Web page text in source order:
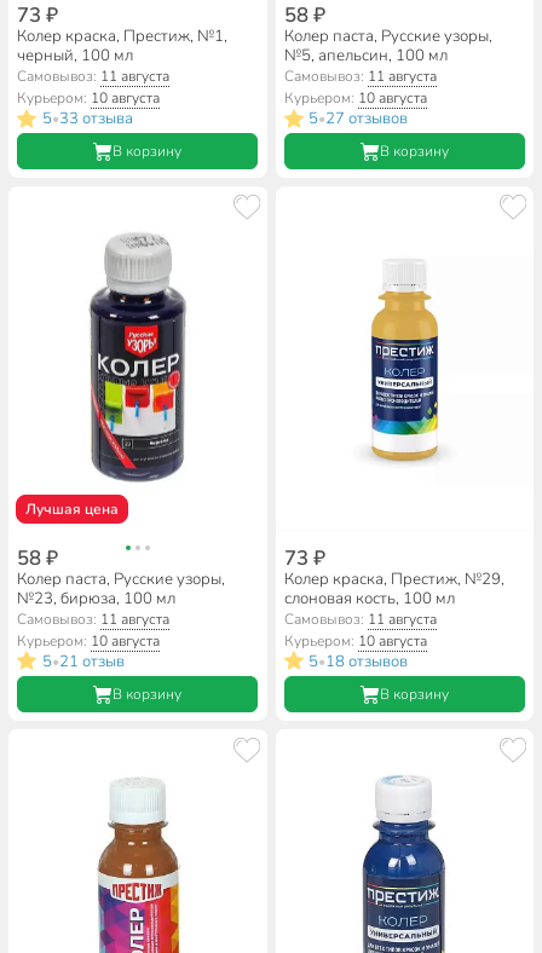
73 ₽
Колер краска, Престиж, №1,
черный, 100 мл
Самовывоз: 11 августа
Курьером: 10 августа
5•33 отзыва
В корзину
58 ₽
Колер паста, Русские узоры,
№5, апельсин, 100 мл
Самовывоз: 11 августа
Курьером: 10 августа
5•27 отзывов
В корзину
Лучшая цена
58 ₽
Колер паста, Русские узоры,
№23, бирюза, 100 мл
Самовывоз: 11 августа
Курьером: 10 августа
5•21 отзыв
В корзину
73 ₽
Колер краска, Престиж, №29,
слоновая кость, 100 мл
Самовывоз: 11 августа
Курьером: 10 августа
5•18 отзывов
В корзину